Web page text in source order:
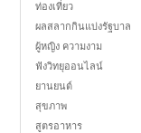
ท่องเที่ยว
ผลสลากกินแบ่งรัฐบาล
ผู้หญิง ความงาม
ฟังวิทยุออนไลน์
ยานยนต์
สุขภาพ
สูตรอาหาร